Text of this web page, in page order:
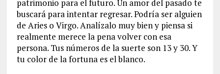
patrimonio para el futuro. Un amor del pasado te
buscará para intentar regresar. Podría ser alguien
de Aries o Virgo. Analízalo muy bien y piensa si
realmente merece la pena volver con esa
persona. Tus números de la suerte son 13 y 30. Y
tu color de la fortuna es el blanco.